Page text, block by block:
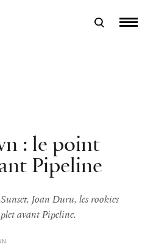
: le point
Pipeline
Joan Duru, les rookies
avant Pipeline.